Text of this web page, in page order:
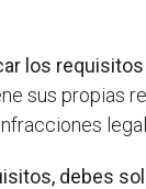
los
sus propias
debes